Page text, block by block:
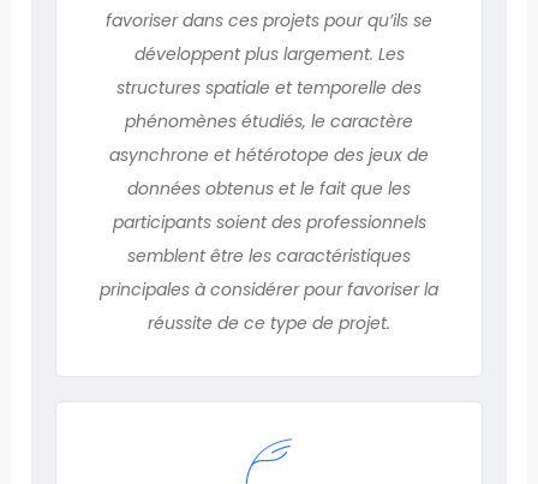
favoriser dans ces projets pour qu’ils se
développent plus largement. Les
structures spatiale et temporelle des
phénomènes étudiés, le caractère
asynchrone et hétérotope des jeux de
données obtenus et le fait que les
participants soient des professionnels
semblent être les caractéristiques
principales à considérer pour favoriser la
réussite de ce type de projet.